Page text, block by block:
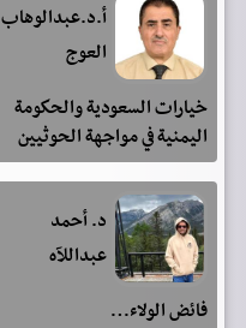
أ.د.عبدالوهاب
العوج
خيارات السعودية والحكومة
اليمنية في مواجهة الحوثيين
د. أحمد
عبداللآه
فائض الولاء…